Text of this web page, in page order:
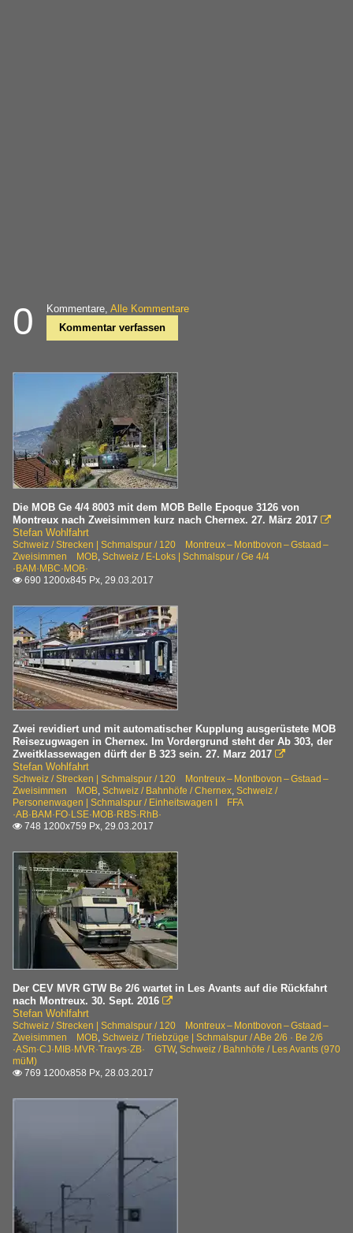
0 Kommentare, Alle Kommentare
Kommentar verfassen
Die MOB Ge 4/4 8003 mit dem MOB Belle Epoque 3126 von
Montreux nach Zweisimmen kurz nach Chernex. 27. März 2017 
Stefan Wohlfahrt
Schweiz / Strecken | Schmalspur / 120 Montreux – Montbovon – Gstaad –
Zweisimmen MOB Schweiz / E-Loks | Schmalspur / Ge 4/4
·BAM·MBC·MOB·
 690 1200x845 Px, 29.03.2017
Zwei revidiert und mit automatischer Kupplung ausgerüstete MOB
Reisezugwagen in Chernex. Im Vordergrund steht der Ab 303, der
Zweitklassewagen dürft der B 323 sein. 27. Marz 2017 
Stefan Wohlfahrt
Schweiz / Strecken | Schmalspur / 120 Montreux – Montbovon – Gstaad –
Zweisimmen MOB Schweiz / Bahnhöfe / Chernex Schweiz /
Personenwagen | Schmalspur / Einheitswagen I FFA
·AB·BAM·FO·LSE·MOB·RBS·RhB·
 748 1200x759 Px, 29.03.2017
Der CEV MVR GTW Be 2/6 wartet in Les Avants auf die Rückfahrt
nach Montreux. 30. Sept. 2016 
Stefan Wohlfahrt
Schweiz / Strecken | Schmalspur / 120 Montreux – Montbovon – Gstaad –
Zweisimmen MOB Schweiz / Triebzüge | Schmalspur / ABe 2/6 · Be 2/6
·ASm·CJ·MIB·MVR·Travys·ZB· GTW, Schweiz / Bahnhöfe / Les Avants (970
müM)
 769 1200x858 Px, 28.03.2017